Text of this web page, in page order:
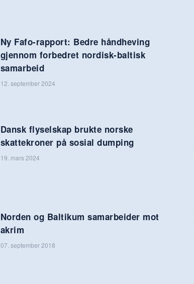
Ny Fafo-rapport: Bedre håndheving
gjennom forbedret nordisk-baltisk
samarbeid
12. september 2024
Dansk flyselskap brukte norske
skattekroner på sosial dumping
19. mars 2024
Norden og Baltikum samarbeider mot
akrim
07. september 2018